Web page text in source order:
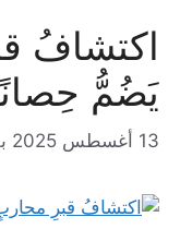
اكتشافُ
يَضُمُّ
13 أغسطس 2025